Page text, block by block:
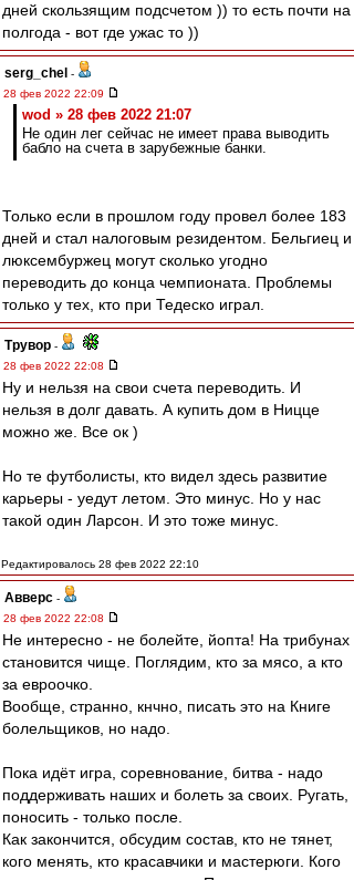
дней скользящим подсчетом )) то есть почти на
полгода - вот где ужас то ))
serg_chel -
28 фев 2022 22:09
wod » 28 фев 2022 21:07
Не один лег сейчас не имеет права выводить
бабло на счета в зарубежные банки.
Только если в прошлом году провел более 183
дней и стал налоговым резидентом. Бельгиец и
люксембуржец могут сколько угодно
переводить до конца чемпионата. Проблемы
только у тех, кто при Тедеско играл.
Трувор -
28 фев 2022 22:08
Ну и нельзя на свои счета переводить. И
нельзя в долг давать. А купить дом в Ницце
можно же. Все ок )
Но те футболисты, кто видел здесь развитие
карьеры - уедут летом. Это минус. Но у нас
такой один Ларсон. И это тоже минус.
Редактировалось 28 фев 2022 22:10
Авверс -
28 фев 2022 22:08
Не интересно - не болейте, йопта! На трибунах
становится чище. Поглядим, кто за мясо, а кто
за евроочко.
Вообще, странно, кнчно, писать это на Книге
болельщиков, но надо.
Пока идёт игра, соревнование, битва - надо
поддерживать наших и болеть за своих. Ругать,
поносить - только после.
Как закончится, обсудим состав, кто не тянет,
кого менять, кто красавчики и мастерюги. Кого